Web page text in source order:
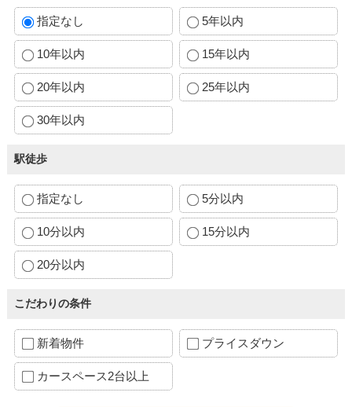
指定なし 5年以内
10年以内 15年以内
20年以内 25年以内
30年以内
駅徒歩
指定なし 5分以内
10分以内 15分以内
20分以内
こだわりの条件
新着物件 プライスダウン
カースペース2台以上